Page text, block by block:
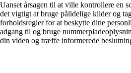
Uanset årsagen til at ville kontrollere en
det vigtigt at bruge pålidelige kilder og
forholdsregler for at beskytte dine
adgang til og bruge
din viden og træffe informerede